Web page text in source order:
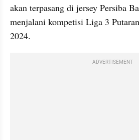
akan terpasang di jersey Persiba
menjalani kompetisi Liga 3
2024.
ADVERTISEMENT